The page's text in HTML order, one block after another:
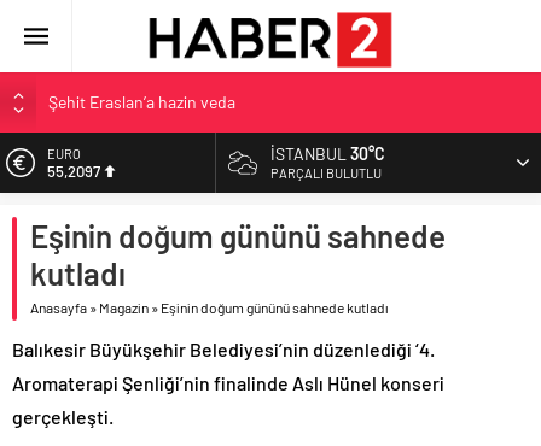
Şehit Eraslan’a hazin veda
Toprak Razgatlıoğlu Çekya’da ikinci oldu
Malatya’da Bakırcılar Çarşısı’na ilk kazma
İzmit Belediyesi’nden Tepeköy’de asfalt mesaisi
EURO
55,2097
6.680,93
BİST
13.795,57
47,7189
İSTANBUL30°C
PARÇALI BULUTLU
Eşinin doğum gününü sahnede
kutladı
Anasayfa » Magazin » Eşinin doğum gününü sahnede kutladı
Balıkesir Büyükşehir Belediyesi’nin düzenlediği ‘4.
Aromaterapi Şenliği’nin finalinde Aslı Hünel konseri
gerçekleşti.